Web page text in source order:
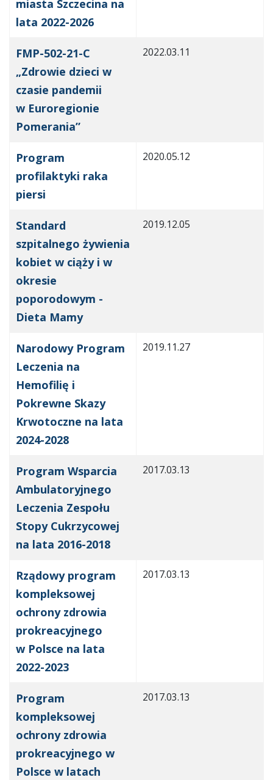
miasta Szczecina na
lata 2022-2026
FMP-502-21-C
„Zdrowie dzieci w
czasie pandemii
w Euroregionie
Pomerania”
2022.03.11
Program
profilaktyki raka
piersi
2020.05.12
Standard
szpitalnego żywienia
kobiet w ciąży i w
okresie
poporodowym -
Dieta Mamy
2019.12.05
Narodowy Program
Leczenia na
Hemofilię i
Pokrewne Skazy
Krwotoczne na lata
2024-2028
2019.11.27
Program Wsparcia
Ambulatoryjnego
Leczenia Zespołu
Stopy Cukrzycowej
na lata 2016-2018
2017.03.13
Rządowy program
kompleksowej
ochrony zdrowia
prokreacyjnego
w Polsce na lata
2022-2023
2017.03.13
Program
kompleksowej
ochrony zdrowia
prokreacyjnego w
Polsce w latach
2017.03.13